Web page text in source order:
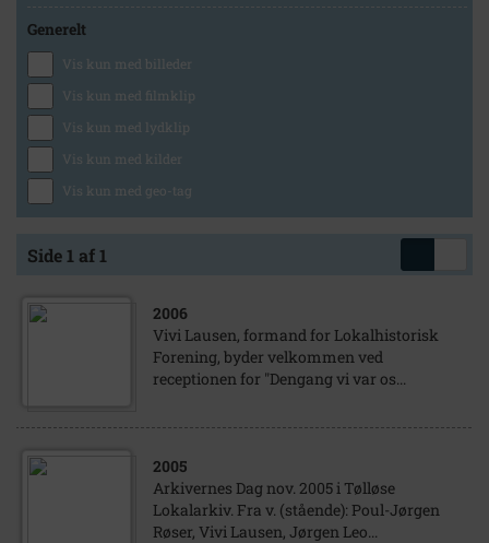
Generelt
Vis kun med billeder
Vis kun med filmklip
Vis kun med lydklip
Vis kun med kilder
Vis kun med geo-tag
Side 1 af 1
2006
Vivi Lausen, formand for Lokalhistorisk
Forening, byder velkommen ved
receptionen for "Dengang vi var os...
2005
Arkivernes Dag nov. 2005 i Tølløse
Lokalarkiv. Fra v. (stående): Poul-Jørgen
Røser, Vivi Lausen, Jørgen Leo...